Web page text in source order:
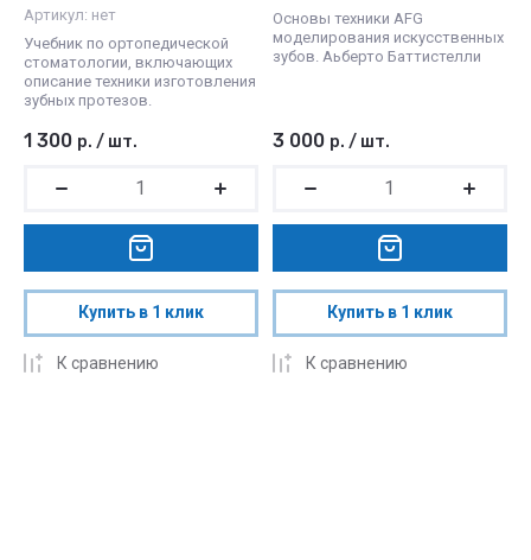
Артикул: нет
Учебник по ортопедической
стоматологии, включающих
описание техники изготовления
зубных протезов.
1 300 р. / шт.
Купить в 1 клик
К сравнению
Основы техники AFG
моделирования искусственных
зубов. Аьберто Баттистелли
3 000 р. / шт.
Купить в 1 клик
К сравнению